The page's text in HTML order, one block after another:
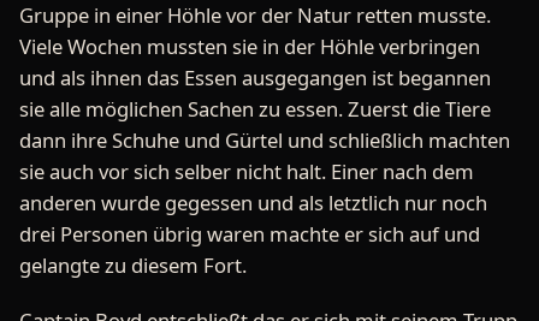
Gruppe in einer Höhle vor der Natur retten musste.
Viele Wochen mussten sie in der Höhle verbringen
und als ihnen das Essen ausgegangen ist begannen
sie alle möglichen Sachen zu essen. Zuerst die Tiere
dann ihre Schuhe und Gürtel und schließlich machten
sie auch vor sich selber nicht halt. Einer nach dem
anderen wurde gegessen und als letztlich nur noch
drei Personen übrig waren machte er sich auf und
gelangte zu diesem Fort.